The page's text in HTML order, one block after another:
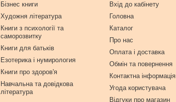
Бізнес книги
Художня література
Книги з психології та
саморозвитку
Книги для батьків
Езотерика і нумирология
Книги про здоров'я
Навчальна та довідкова
література
Вхід до кабінету
Головна
Каталог
Про нас
Оплата і доставка
Обмін та повернення
Контактна інформація
Угода користувача
Відгуки про магазин